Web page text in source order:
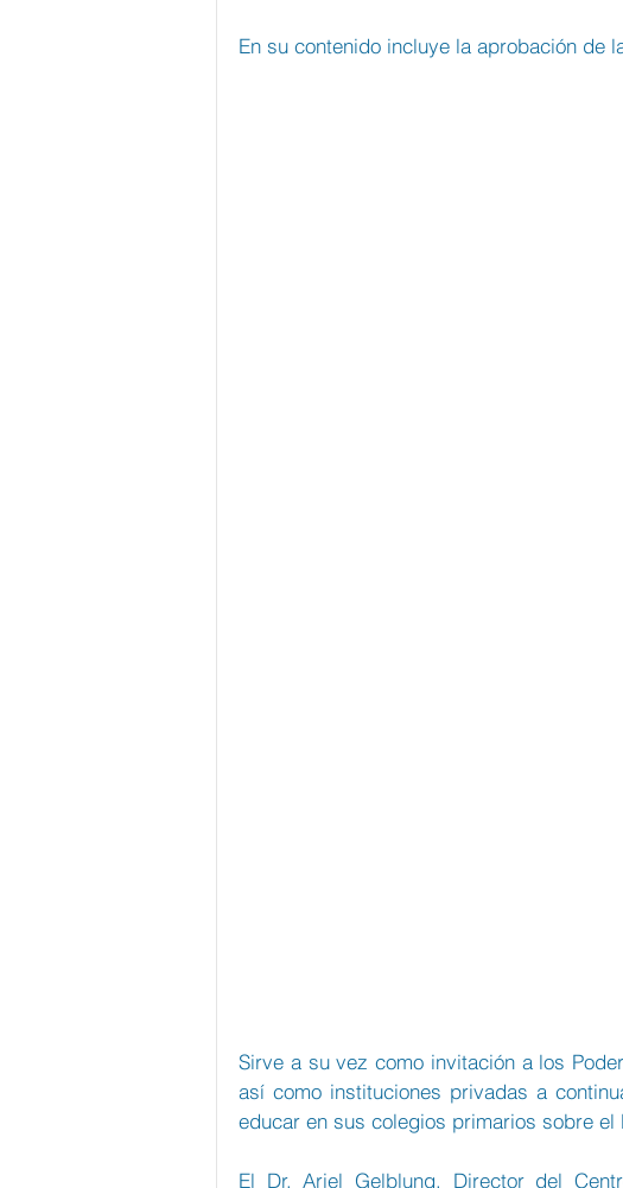
En su contenido incluye la aprobación de
Sirve a su vez como invitación a los
así como instituciones privadas a
educar en sus colegios primarios sobre el